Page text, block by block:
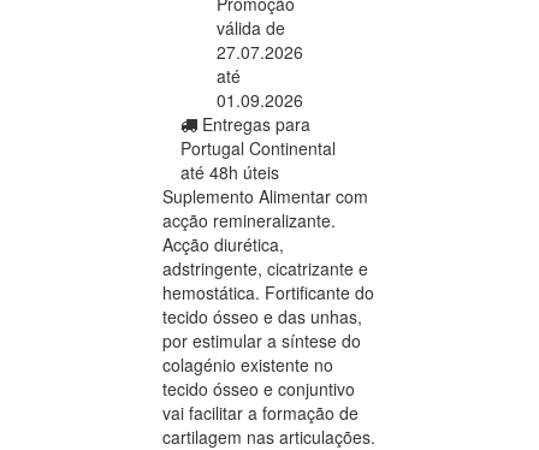
válida de
27.07.2026
até
01.09.2026
Entregas para
Portugal Continental
até 48h úteis
Suplemento Alimentar com
acção remineralizante.
Acção diurética,
adstringente, cicatrizante e
hemostática. Fortificante do
tecido ósseo e das unhas,
por estimular a síntese do
colagénio existente no
tecido ósseo e conjuntivo
vai facilitar a formação de
cartilagem nas articulações.